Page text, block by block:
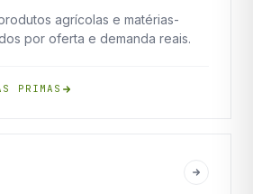
agrícolas e matérias-
por oferta e demanda reais.
PRIMAS